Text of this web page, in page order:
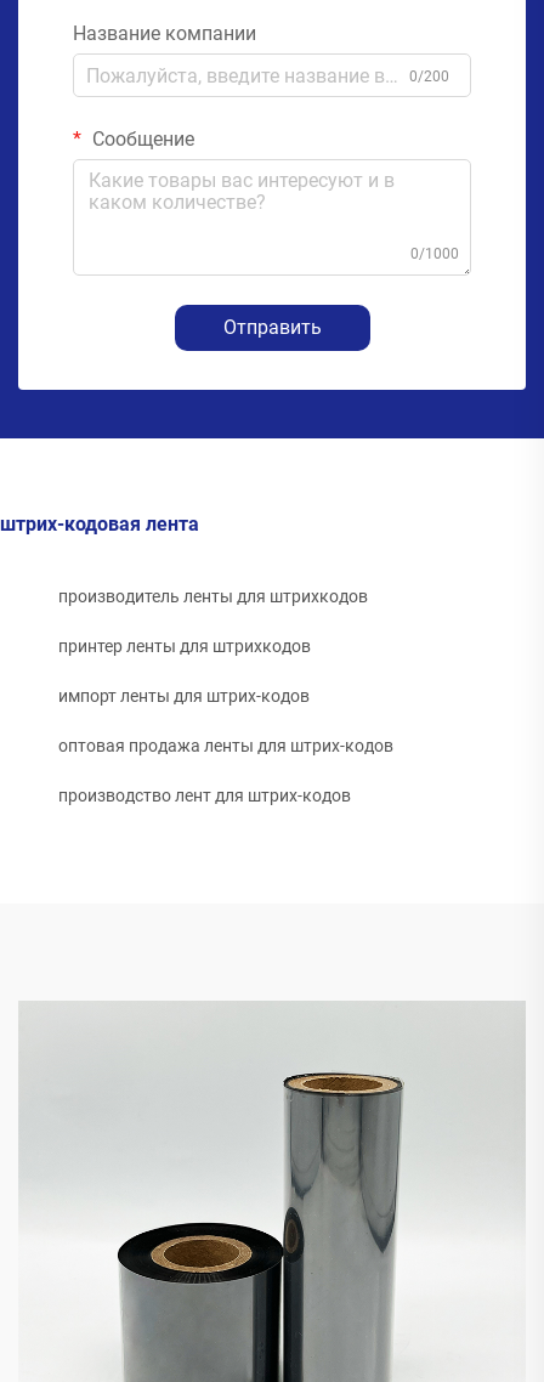
Название компании
0/200
Сообщение
0/1000
Отправить
штрих-кодовая лента
производитель ленты для штрихкодов
принтер ленты для штрихкодов
импорт ленты для штрих-кодов
оптовая продажа ленты для штрих-кодов
производство лент для штрих-кодов